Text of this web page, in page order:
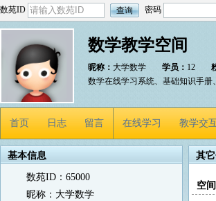
数苑ID 密码
数学教学空间
昵称： 大学数学 学员： 12
数学在线学习系统、基础知识手册
首页 日志 留言 在线学习 教学交
基本信息
数苑ID：65000
昵称：大学数学
其
空